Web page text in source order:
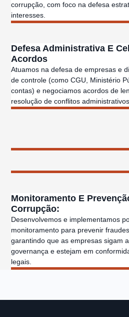
Defesa Administrativa E
Acordos
Atuamos na defesa de empresas e
de controle (como CGU, Ministério
contas) e negociamos acordos de
resolução de conflitos
corrupção, com foco na defesa
interesses.
Monitoramento E
Corrupção:
Desenvolvemos e implementamos
monitoramento para prevenir
garantindo que as empresas sigam
governança e estejam em
legais.